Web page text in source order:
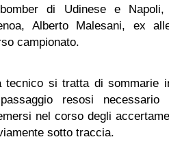
di Udinese e Napoli,
Alberto Malesani, ex
campionato.
tecnico si tratta di sommarie
resosi necessario
nel corso degli
sotto traccia.